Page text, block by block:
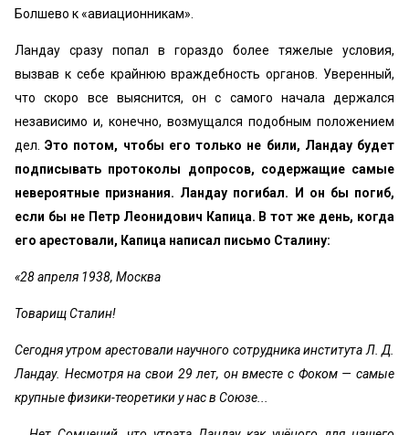
Болшево к «авиационникам».
Ландау сразу попал в гораздо более тяжелые условия,
вызвав к себе крайнюю враждебность органов. Уверенный,
что скоро все выяснится, он с самого начала держался
независимо и, конечно, возмущался подобным положением
дел.Это потом, чтобы его только не били, Ландау будет
подписывать протоколы допросов, содержащие самые
невероятные признания. Ландау погибал. И он бы погиб,
если бы не Петр Леонидович Капица. В тот же день, когда
его арестовали, Капица написал письмо Сталину:
«28 апреля 1938, Москва
Товарищ Сталин!
Сегодня утром арестовали научного сотрудника института Л. Д.
Ландау. Несмотря на свои 29 лет, он вместе с Фоком — самые
крупные физики-теоретики у нас в Союзе...